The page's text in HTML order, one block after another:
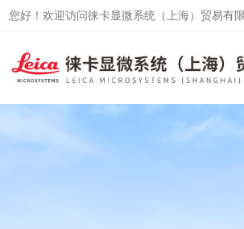
您好！欢迎访问徕卡显微系统（上海）贸易有